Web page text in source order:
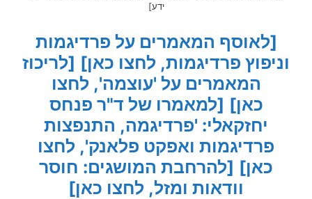
ידע]
[לאוסף המאמרים על פרדיגמות
וניפוץ פרדיגמות, לחצו כאן] [לריכוז
המאמרים על 'עוצמה', לחצו
כאן] [למאמרו של ד"ר פנחס
יחזקאלי: 'פרדיגמה, התנפצות
פרדיגמות ואפקט פלאנק', לחצו
כאן] [להרחבת המושגים: חוסר
וודאות ומזל, לחצו כאן]